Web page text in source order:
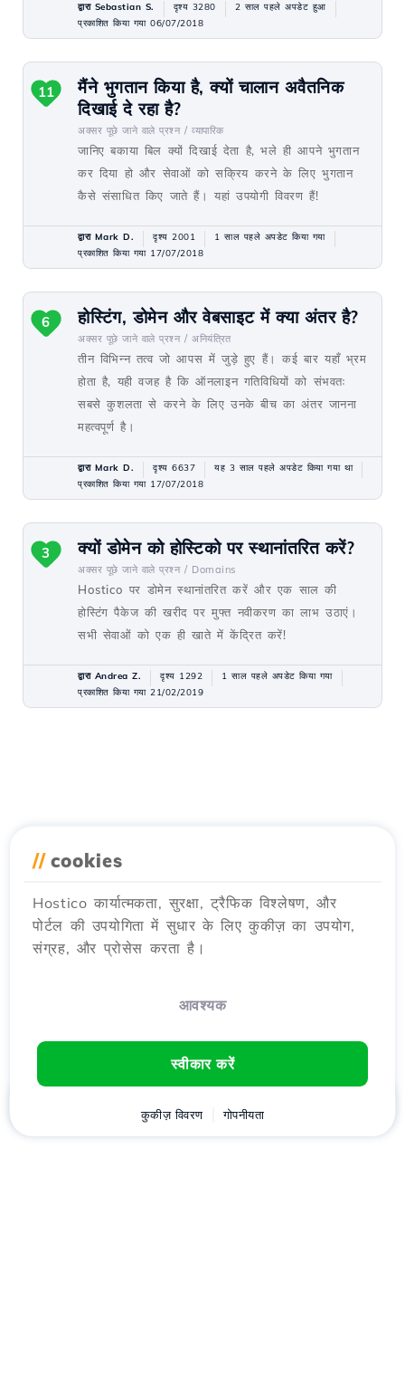
द्वारा Sebastian S. दृश्य 3280
2 साल पहले अपडेट हुआ
प्रकाशित किया गया 06/07/2018
मैंने भुगतान किया है, क्यों चालान अवैतनिक
दिखाई दे रहा है?
अक्सर पूछे जाने वाले प्रश्न / व्यापारिक
जानिए बकाया बिल क्यों दिखाई देता है, भले ही आपने भुगतान
कर दिया हो और सेवाओं को सक्रिय करने के लिए भुगतान
कैसे संसाधित किए जाते हैं। यहां उपयोगी विवरण हैं!
11
द्वारा Mark D. दृश्य 2001
1 साल पहले अपडेट किया गया
प्रकाशित किया गया 17/07/2018
होस्टिंग, डोमेन और वेबसाइट में क्या अंतर है?
अक्सर पूछे जाने वाले प्रश्न / अनियंत्रित
तीन विभिन्न तत्व जो आपस में जुड़े हुए हैं। कई बार यहाँ भ्रम
होता है, यही वजह है कि ऑनलाइन गतिविधियों को संभवतः
सबसे कुशलता से करने के लिए उनके बीच का अंतर जानना
महत्वपूर्ण है।
6
द्वारा Mark D. दृश्य 6637
यह 3 साल पहले अपडेट किया गया था
प्रकाशित किया गया 17/07/2018
क्यों डोमेन को होस्टिको पर स्थानांतरित करें?
अक्सर पूछे जाने वाले प्रश्न / Domains
Hostico पर डोमेन स्थानांतरित करें और एक साल की
होस्टिंग पैकेज की खरीद पर मुफ्त नवीकरण का लाभ उठाएं।
सभी सेवाओं को एक ही खाते में केंद्रित करें!
3
द्वारा Andrea Z. दृश्य 1292
1 साल पहले अपडेट किया गया
प्रकाशित किया गया 21/02/2019
// cookies
Hostico कार्यात्मकता, सुरक्षा, ट्रैफिक विश्लेषण, और
पोर्टल की उपयोगिता में सुधार के लिए कुकीज़ का उपयोग,
संग्रह, और प्रोसेस करता है।
आवश्यक
स्वीकार करें
कुकीज़ विवरण गोपनीयता
ग्राहक कार्ट